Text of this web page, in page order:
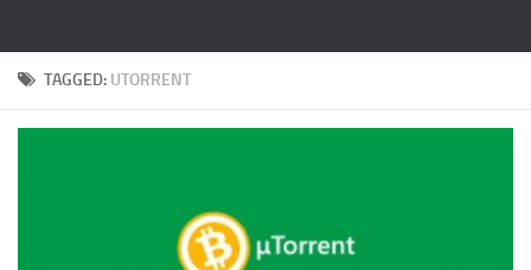
Windows
News
TAGGED: UTORRENT